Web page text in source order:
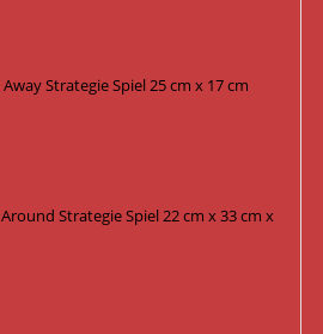
Strategie Spiel 25 cm x 17 cm
Strategie Spiel 22 cm x 33 cm x